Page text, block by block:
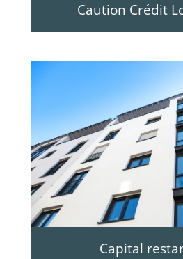
Caution Crédit
Capital